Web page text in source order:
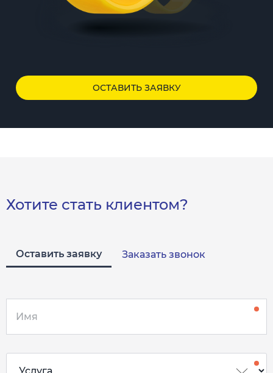
ОСТАВИТЬ ЗАЯВКУ
Хотите стать клиентом?
Оставить заявку Заказать звонок